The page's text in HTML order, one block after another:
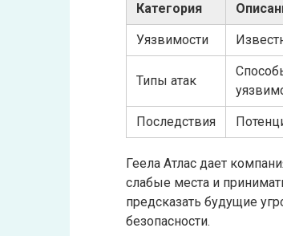
Категория
Уязвимости
Типы атак
Последствия
Геела Атлас дает
слабые места и
предсказать будущие
безопасности.